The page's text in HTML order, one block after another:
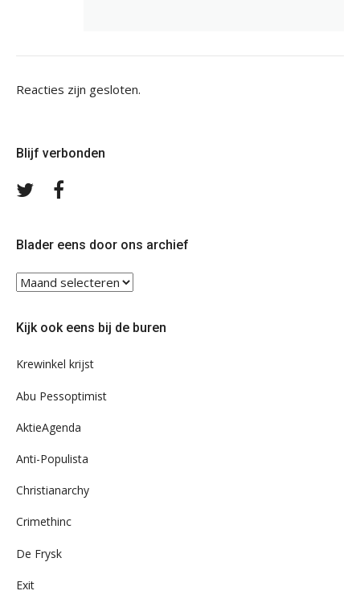
Reacties zijn gesloten.
Blijf verbonden
Volg
Blader eens door ons archief
Blader
ons
Kijk ook eens bij de buren
Krewinkel krijst
Abu Pessoptimist
AktieAgenda
Anti-Populista
Christianarchy
Crimethinc
De Frysk
Exit